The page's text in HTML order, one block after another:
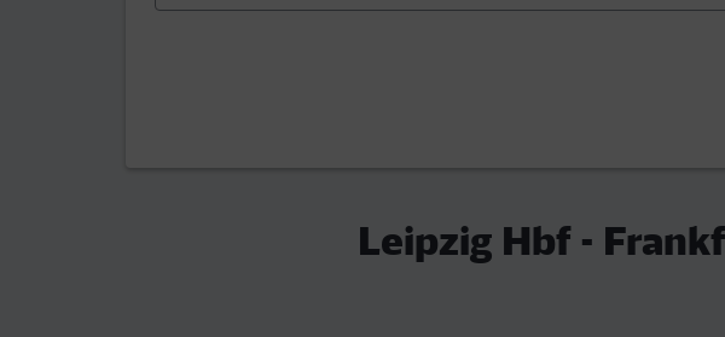
Leipzig Hbf -